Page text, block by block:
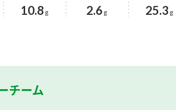
10.8 g 2.6 g 25.3 g
チーム